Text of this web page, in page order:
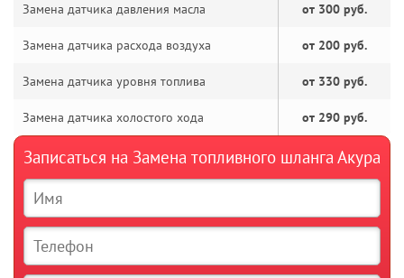
Замена датчика давления масла от 300 руб.
Замена датчика расхода воздуха от 200 руб.
Замена датчика уровня топлива от 330 руб.
Замена датчика холостого хода от 290 руб.
Записаться на Замена топливного шланга Акура